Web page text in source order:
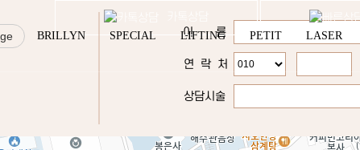
BRILLYN SPECIAL LIFTING PETIT LASER
이 름
연 락 처
상담시술